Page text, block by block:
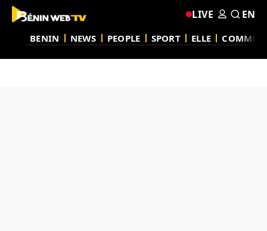
BENIN NEWS PEOPLE SPORT ELLE
LIVE EN